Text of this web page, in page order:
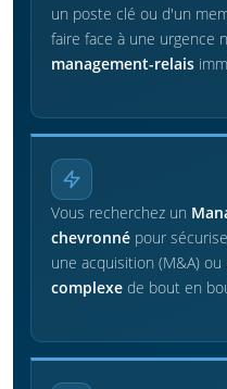
un poste clé ou d'un
faire face à une urgence
management-relais
Vous recherchez un
chevronné pour
une acquisition (M&A)
complexe de bout en